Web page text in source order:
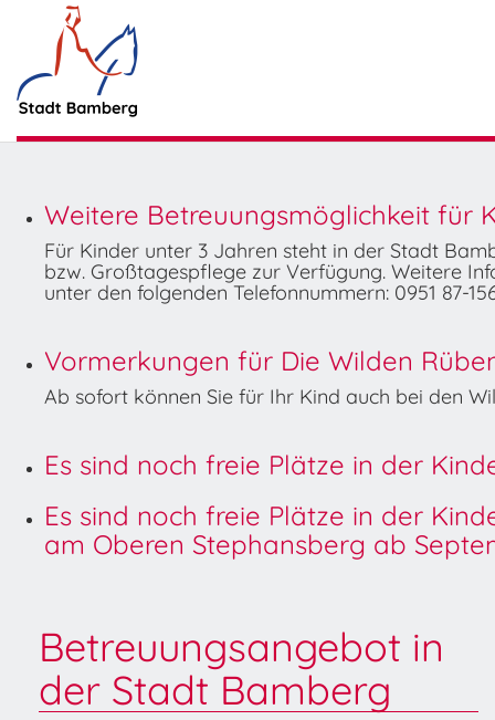
Weitere Betreuungsmöglichkeit für
Für Kinder unter 3 Jahren steht in der Stadt
bzw. Großtagespflege zur Verfügung. Weitere
unter den folgenden Telefonnummern: 0951 87-
Vormerkungen für Die Wilden
Ab sofort können Sie für Ihr Kind auch bei den
Es sind noch freie Plätze in der
Es sind noch freie Plätze in der
am Oberen Stephansberg ab
Betreuungsangebot in
der Stadt Bamberg